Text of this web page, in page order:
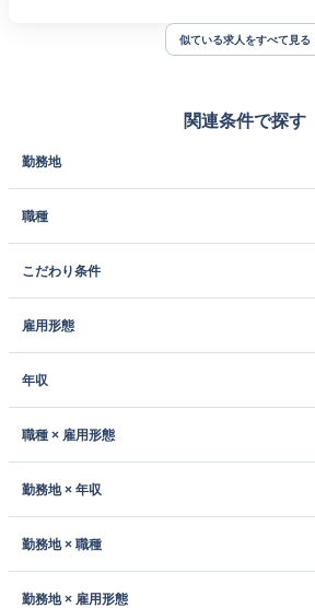
似ている求人をすべて見る
関連条件で探す
勤務地
職種
こだわり条件
雇用形態
年収
職種 × 雇用形態
勤務地 × 年収
勤務地 × 職種
勤務地 × 雇用形態